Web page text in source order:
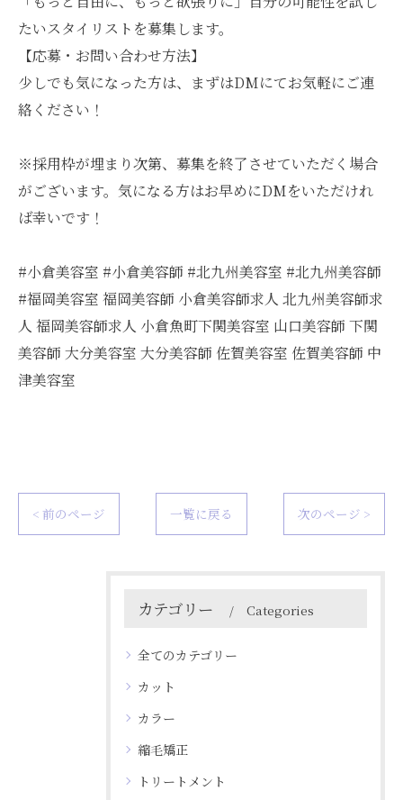
たいスタイリストを募集します。
【応募・お問い合わせ方法】
少しでも気になった方は、まずはDMにてお気軽にご連
絡ください！
※採用枠が埋まり次第、募集を終了させていただく場合
がございます。気になる方はお早めにDMをいただけれ
ば幸いです！
#小倉美容室 #小倉美容師 #北九州美容室 #北九州美容師
#福岡美容室 福岡美容師 小倉美容師求人 北九州美容師求
人 福岡美容師求人 小倉魚町下関美容室 山口美容師 下関
美容師 大分美容室 大分美容師 佐賀美容室 佐賀美容師 中
津美容室
< 前のページ 一覧に戻る 次のページ >
カテゴリー Categories
全てのカテゴリー
カット
カラー
縮毛矯正
トリートメント